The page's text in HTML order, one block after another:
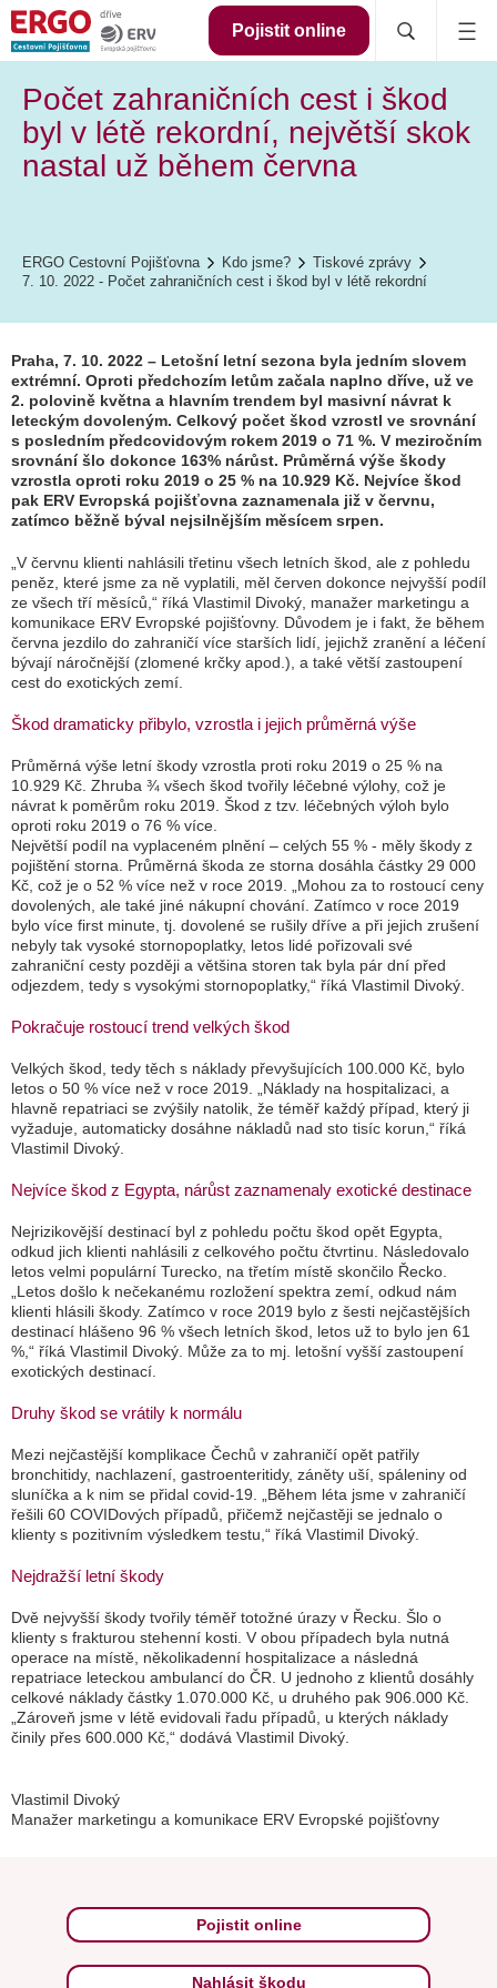
Pojistit online
Počet zahraničních cest i škod
byl v létě rekordní, největší skok
nastal už během června
ERGO Cestovní Pojišťovna Kdo jsme?
Tiskové zprávy
7. 10. 2022 - Počet zahraničních cest i škod byl v létě rekordní
Praha, 7. 10. 2022 – Letošní letní sezona byla jedním slovem
extrémní. Oproti předchozím letům začala naplno dříve, už ve
2. polovině května a hlavním trendem byl masivní návrat k
leteckým dovoleným. Celkový počet škod vzrostl ve srovnání
s posledním předcovidovým rokem 2019 o 71 %. V meziročním
srovnání šlo dokonce 163% nárůst. Průměrná výše škody
vzrostla oproti roku 2019 o 25 % na 10.929 Kč. Nejvíce škod
pak ERV Evropská pojišťovna zaznamenala již v červnu,
zatímco běžně býval nejsilnějším měsícem srpen.
„V červnu klienti nahlásili třetinu všech letních škod, ale z pohledu
peněz, které jsme za ně vyplatili, měl červen dokonce nejvyšší podíl
ze všech tří měsíců ,“ říká Vlastimil Divoký, manažer marketingu a
komunikace ERV Evropské pojišťovny. Důvodem je i fakt, že během
června jezdilo do zahraničí více starších lidí, jejichž zranění a léčení
bývají náročnější (zlomené krčky apod.), a také větší zastoupení
cest do exotických zemí.
Škod dramaticky přibylo, vzrostla i jejich průměrná výše
Průměrná výše letní škody vzrostla proti roku 2019 o 25 % na
10.929 Kč. Zhruba ¾ všech škod tvořily léčebné výlohy, což je
návrat k poměrům roku 2019. Škod z tzv. léčebných výloh bylo
oproti roku 2019 o 76 % více.
Největší podíl na vyplaceném plnění – celých 55 % - měly škody z
pojištění storna. Průměrná škoda ze storna dosáhla částky 29 000
Kč, což je o 52 % více než v roce 2019.
„Mohou za to rostoucí ceny
dovolených, ale také jiné nákupní chování. Zatímco v roce 2019
bylo více first minute, tj. dovolené se rušily dříve a při jejich zrušení
nebyly tak vysoké stornopoplatky, letos lidé pořizovali své
zahraniční cesty později a většina storen tak byla pár dní před
odjezdem, tedy s vysokými stornopoplatky,“ říká Vlastimil Divoký.
Pokračuje rostoucí trend velkých škod
Velkých škod, tedy těch s náklady převyšujících 100.000 Kč, bylo
letos o 50 % více než v roce 2019.
„Náklady na hospitalizaci, a
hlavně repatriaci se zvýšily natolik, že téměř každý případ, který ji
vyžaduje, automaticky dosáhne nákladů nad sto tisíc korun,“ říká
Vlastimil Divoký.
Nejvíce škod z Egypta, nárůst zaznamenaly exotické destinace
Nejrizikovější destinací byl z pohledu počtu škod opět Egypta,
odkud jich klienti nahlásili z celkového počtu čtvrtinu. Následovalo
letos velmi populární Turecko, na třetím místě skončilo Řecko.
„Letos došlo k nečekanému rozložení spektra zemí, odkud nám
klienti hlásili škody. Zatímco v roce 2019 bylo z šesti nejčastějších
destinací hlášeno 96 % všech letních škod, letos už to bylo jen 61
%,“ říká Vlastimil Divoký. Může za to mj. letošní vyšší zastoupení
exotických destinací.
Druhy škod se vrátily k normálu
Mezi nejčastější komplikace Čechů v zahraničí opět patřily
bronchitidy, nachlazení, gastroenteritidy, záněty uší, spáleniny od
sluníčka a k nim se přidal covid-19.
„Během léta jsme v zahraničí
řešili 60 COVIDových případů, přičemž nejčastěji se jednalo o
klienty s pozitivním výsledkem testu,“ říká Vlastimil Divoký.
Nejdražší letní škody
Dvě nejvyšší škody tvořily téměř totožné úrazy v Řecku. Šlo o
klienty s frakturou stehenní kosti. V obou případech byla nutná
operace na místě, několikadenní hospitalizace a následná
repatriace leteckou ambulancí do ČR. U jednoho z klientů dosáhly
celkové náklady částky 1.070.000 Kč, u druhého pak 906.000 Kč.
„Zároveň jsme v létě evidovali řadu případů, u kterých náklady
činily přes 600.000 Kč,“ dodává Vlastimil Divoký.
Vlastimil Divoký
Manažer marketingu a komunikace ERV Evropské pojišťovny
Pojistit online
Nahlásit škodu